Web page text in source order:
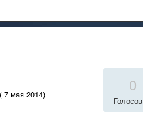
7 мая 2014)
0